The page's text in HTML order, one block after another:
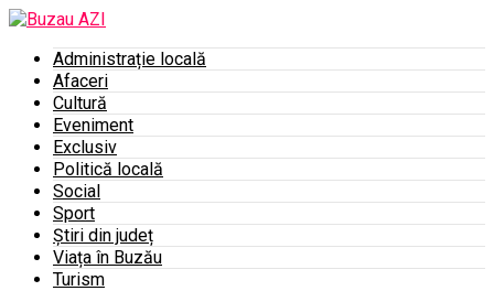
Administrație locală
Afaceri
Cultură
Eveniment
Exclusiv
Politică locală
Social
Sport
Știri din județ
Viața în Buzău
Turism